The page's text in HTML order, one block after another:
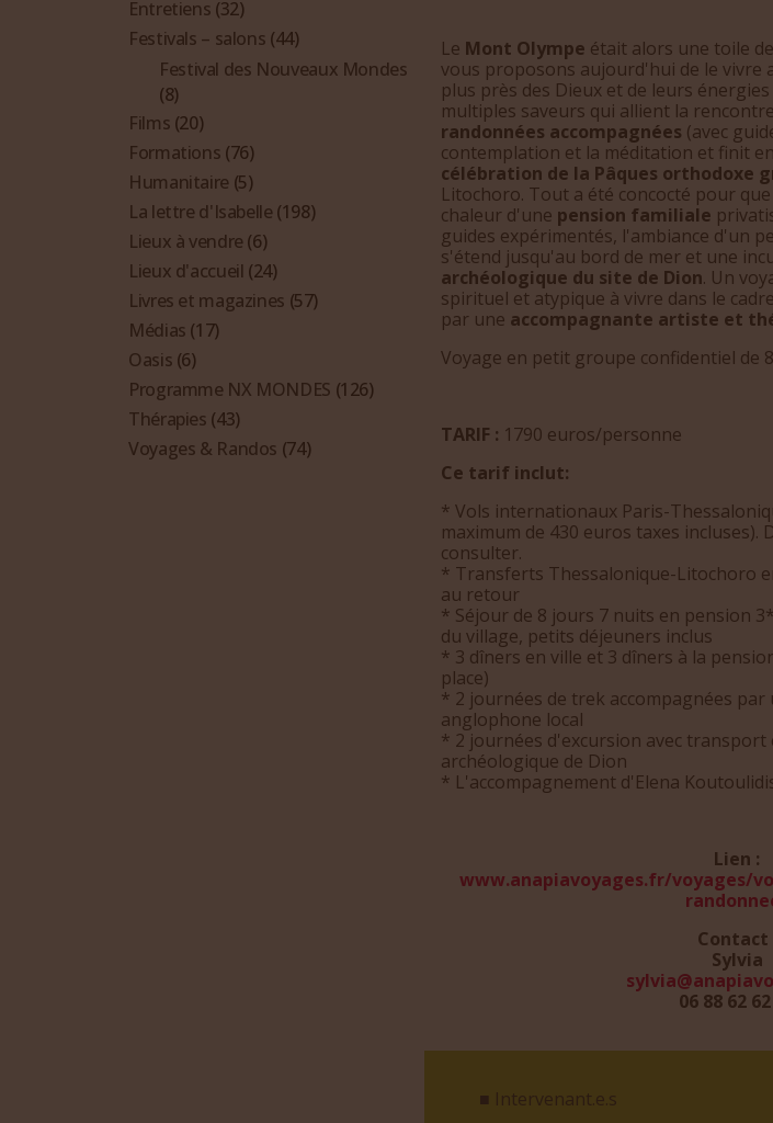
Le Mont Olympe était alors une toile
vous proposons aujourd'hui de le vivre
plus près des Dieux et de leurs
multiples saveurs qui allient la
randonnées accompagnées (avec
contemplation et la méditation et finit
célébration de la Pâques orthodoxe
Litochoro. Tout a été concocté pour
chaleur d'une pension familiale
guides expérimentés, l'ambiance d'un
s'étend jusqu'au bord de mer et une
archéologique du site de Dion. Un
spirituel et atypique à vivre dans le
par une accompagnante artiste et
Voyage en petit groupe confidentiel de
TARIF : 1790 euros/personne
Ce tarif inclut:
* Vols internationaux Paris-
maximum de 430 euros taxes incluses).
consulter.
* Transferts Thessalonique-Litochoro
au retour
* Séjour de 8 jours 7 nuits en pension
du village, petits déjeuners inclus
* 3 dîners en ville et 3 dîners à la
place)
* 2 journées de trek accompagnées
anglophone local
* 2 journées d'excursion avec
archéologique de Dion
* L'accompagnement d'Elena
Lien :
www.anapiavoyages.fr/voyages/
Contact
Sylvia
06 88 62
■ Intervenant.e.s
Entretiens (32)
Festivals – salons (44)
Festival des Nouveaux Mondes
(8)
Films (20)
Formations (76)
Humanitaire (5)
La lettre d'Isabelle (198)
Lieux à vendre (6)
Lieux d'accueil (24)
Livres et magazines (57)
Médias (17)
Oasis (6)
Programme NX MONDES (126)
Thérapies (43)
Voyages & Randos (74)